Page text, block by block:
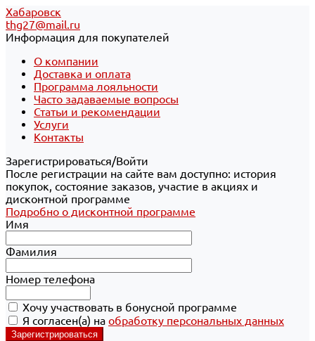
Хабаровск
thg27@mail.ru
Информация для покупателей
О компании
Доставка и оплата
Программа лояльности
Часто задаваемые вопросы
Статьи и рекомендации
Услуги
Контакты
Зарегистрироваться/Войти
После регистрации на сайте вам доступно: история
покупок, состояние заказов, участие в акциях и
дисконтной программе
Подробно о дисконтной программе
Имя
Фамилия
Номер телефона
Хочу участвовать в бонусной программе
Я согласен(а) на обработку персональных данных